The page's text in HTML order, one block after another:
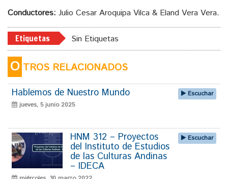
Conductores: Julio Cesar Aroquipa Vilca & Eland Vera Vera.
Etiquetas Sin Etiquetas
O TROS RELACIONADOS
Hablemos de Nuestro Mundo
jueves, 5 junio 2025
Escuchar
HNM 312 – Proyectos
del Instituto de Estudios
de las Culturas Andinas
– IDECA
Escuchar